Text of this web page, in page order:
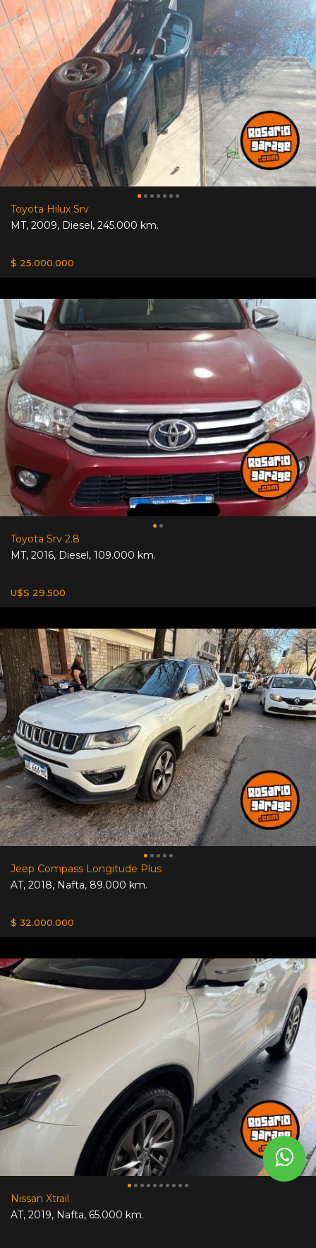
Toyota Hilux Srv
MT, 2009, Diesel, 245.000 km.
$ 25.000.000
Toyota Srv 2.8
MT, 2016, Diesel, 109.000 km.
U$S 29.500
Jeep Compass Longitude Plus
AT, 2018, Nafta, 89.000 km.
$ 32.000.000
Nissan Xtrail
AT, 2019, Nafta, 65.000 km.